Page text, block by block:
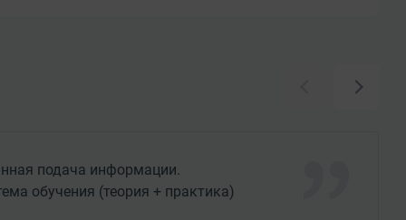
подача информации.
обучения (теория + практика)